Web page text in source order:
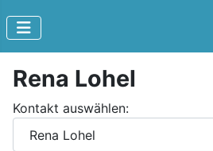
Rena Lohel
Kontakt auswählen: